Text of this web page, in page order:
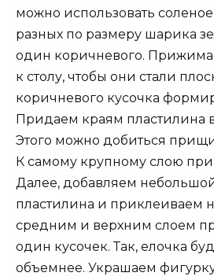
можно использовать соленое
разных по размеру шарика
один коричневого.
к столу, чтобы они стали
коричневого кусочка
Придаем краям пластилина
Этого можно добиться
К самому крупному слою
Далее, добавляем
пластилина и приклеиваем
средним и верхним слоем
один кусочек. Так, елочка
объемнее. Украшаем